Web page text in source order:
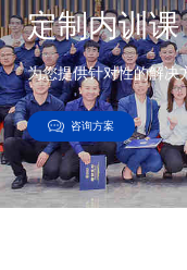
定制内训课
为您提供针对性的解决
咨询方案